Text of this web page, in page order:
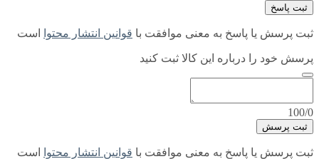
ثبت پاسخ
ثبت پرسش یا پاسخ به معنی موافقت با قوانین انتشار محتوا است
پرسش خود را درباره این کالا ثبت کنید
100/0
ثبت پرسش
ثبت پرسش یا پاسخ به معنی موافقت با قوانین انتشار محتوا است